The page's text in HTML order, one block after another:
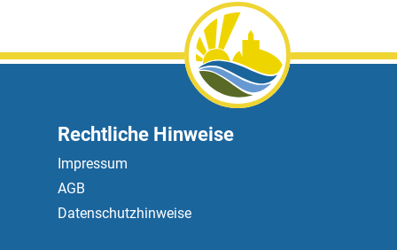
Rechtliche Hinweise
Impressum
AGB
Datenschutzhinweise